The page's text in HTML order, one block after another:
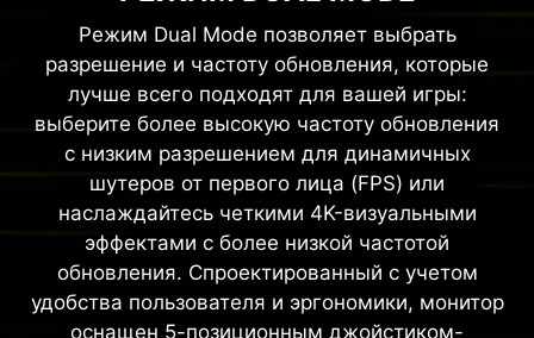
Режим Dual Mode позволяет выбрать
разрешение и частоту обновления, которые
лучше всего подходят для вашей игры:
выберите более высокую частоту обновления
с низким разрешением для динамичных
шутеров от первого лица (FPS) или
наслаждайтесь четкими 4K-визуальными
эффектами с более низкой частотой
обновления. Спроектированный с учетом
удобства пользователя и эргономики, монитор
оснащен 5-позиционным джойстиком-